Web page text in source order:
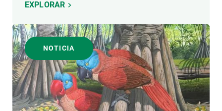
EXPLORAR
NOTICIA